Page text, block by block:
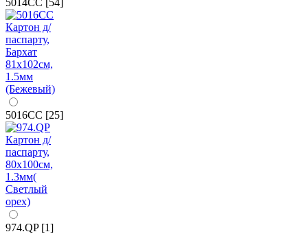
5016CC [25]
974.QP [1]